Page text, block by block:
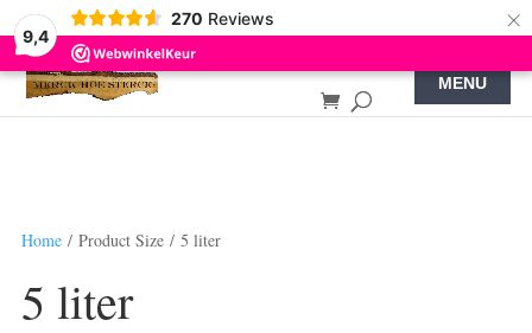
9,4
270 Reviews ×
Home/ Product Size / 5 liter
5 liter